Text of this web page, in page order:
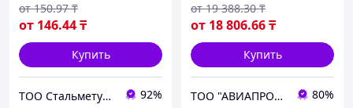
от 146.44₸
от 150.97 ₸
Купить
ТОО Стальметурал 92%
от 18 806.66₸
от 19 388.30 ₸
Купить
ТОО "АВИАПРОМСТАЛЬ" 80%